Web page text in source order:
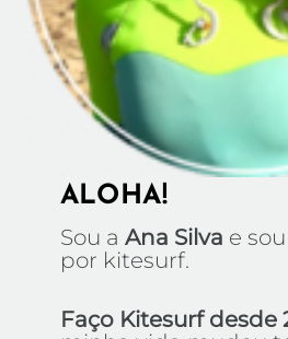
ALOHA!
Sou a Ana Silva e
por kitesurf.
Faço Kitesurf desde